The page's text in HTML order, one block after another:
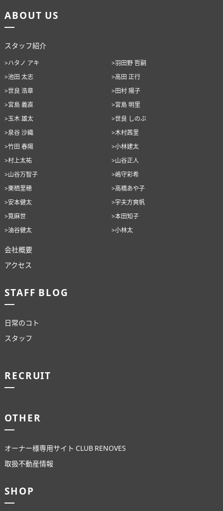
ABOUT US
スタッフ紹介
>ハタノ アキ
>羽田野 哲嗣
>池田 太志
>高田 正行
>世良 浩章
>田村 陽子
>宮島 義直
>宮島 明里
>玉木 雄太
>世良 しのぶ
>泉谷 沙織
>木村茜里
>竹田 春陽
>小林建太
>村上太祐
>山谷正人
>山谷万智子
>嶋守彩希
>栗栖里穂
>高橋あや子
>安本健太
>宇夫方爽帆
>筧麻世
>本田知子
>油谷健太
>小林太
会社概要
アクセス
STAFF BLOG
日常のコト
スタッフ
RECRUIT
OTHER
オーナー様専用サイト CLUB RENOVES
取扱不動産情報
SHOP